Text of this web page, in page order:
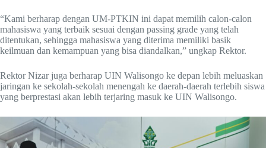
“Kami berharap dengan UM-PTKIN ini dapat memilih calon-calon
mahasiswa yang terbaik sesuai dengan passing grade yang telah
ditentukan, sehingga mahasiswa yang diterima memiliki basik
keilmuan dan kemampuan yang bisa diandalkan,” ungkap Rektor.
Rektor Nizar juga berharap UIN Walisongo ke depan lebih meluaskan
jaringan ke sekolah-sekolah menengah ke daerah-daerah terlebih siswa
yang berprestasi akan lebih terjaring masuk ke UIN Walisongo.